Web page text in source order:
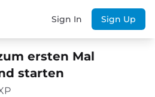
Sign In Sign Up
ersten Mal
starten